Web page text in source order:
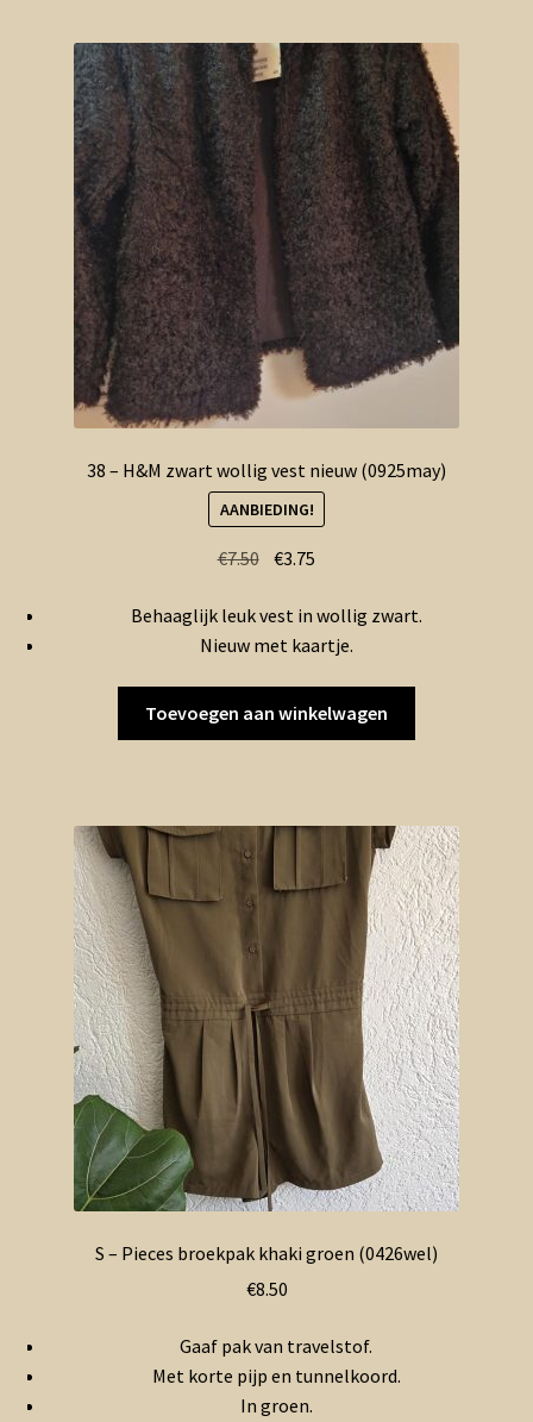
38 – H&M zwart wollig vest nieuw (0925may)
AANBIEDING!
€7.50 Oorspronkelijke
was:
€7.50.
€3.75
is:
€3.75.
Behaaglijk leuk vest in wollig zwart.
Nieuw met kaartje.
Toevoegen aan winkelwagen
S – Pieces broekpak khaki groen (0426wel)
€8.50
Gaaf pak van travelstof.
Met korte pijp en tunnelkoord.
In groen.